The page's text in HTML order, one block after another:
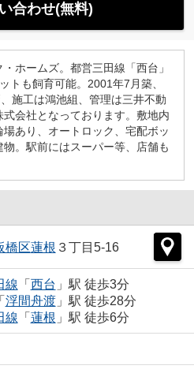
合わせ(無料)
ホームズ。都営三田線「西台」
トも飼育可能。2001年7月築、
施工は鴻池組、管理は三井不動
会社となっております。敷地内
あり、オートロック、宅配ボッ
。駅前にはスーパー等、店舗も
橋区蓮根 ３丁目5-16
線 「 西台 」駅 徒歩3分
「 浮間舟渡」駅 徒歩28分
線 「 蓮根 」駅 徒歩6分